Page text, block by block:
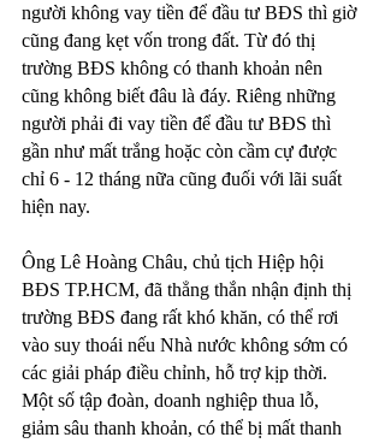
người không vay tiền để đầu tư BĐS thì giờ
cũng đang kẹt vốn trong đất. Từ đó thị
trường BĐS không có thanh khoản nên
cũng không biết đâu là đáy. Riêng những
người phải đi vay tiền để đầu tư BĐS thì
gần như mất trắng hoặc còn cầm cự được
chỉ 6 - 12 tháng nữa cũng đuối với lãi suất
hiện nay.
Ông Lê Hoàng Châu, chủ tịch Hiệp hội
BĐS TP.HCM, đã thẳng thắn nhận định thị
trường BĐS đang rất khó khăn, có thể rơi
vào suy thoái nếu Nhà nước không sớm có
các giải pháp điều chỉnh, hỗ trợ kịp thời.
Một số tập đoàn, doanh nghiệp thua lỗ,
giảm sâu thanh khoản, có thể bị mất thanh